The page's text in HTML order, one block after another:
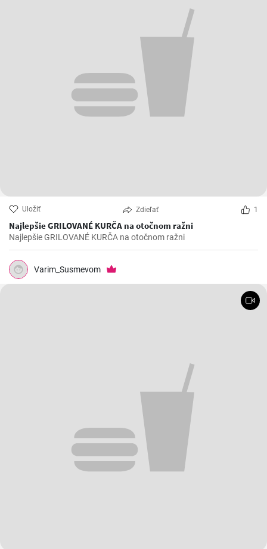
Uložiť Zdieľať 1
Najlepšie GRILOVANÉ KURČA na otočnom ražni
Najlepšie GRILOVANÉ KURČA na otočnom ražni
Varim_Susmevom